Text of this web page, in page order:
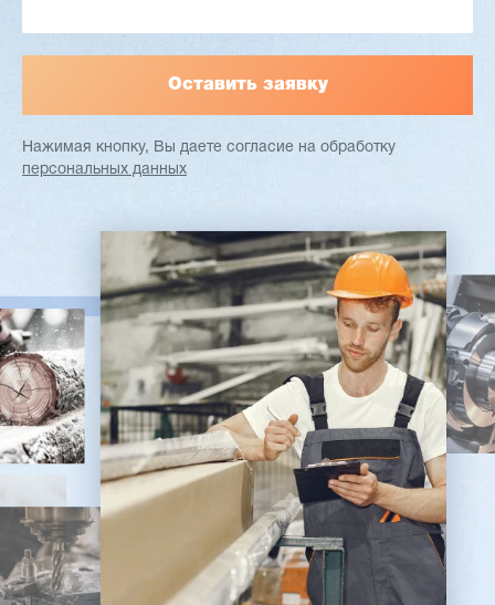
Нажимая кнопку, Вы даете согласие на обработку
персональных данных